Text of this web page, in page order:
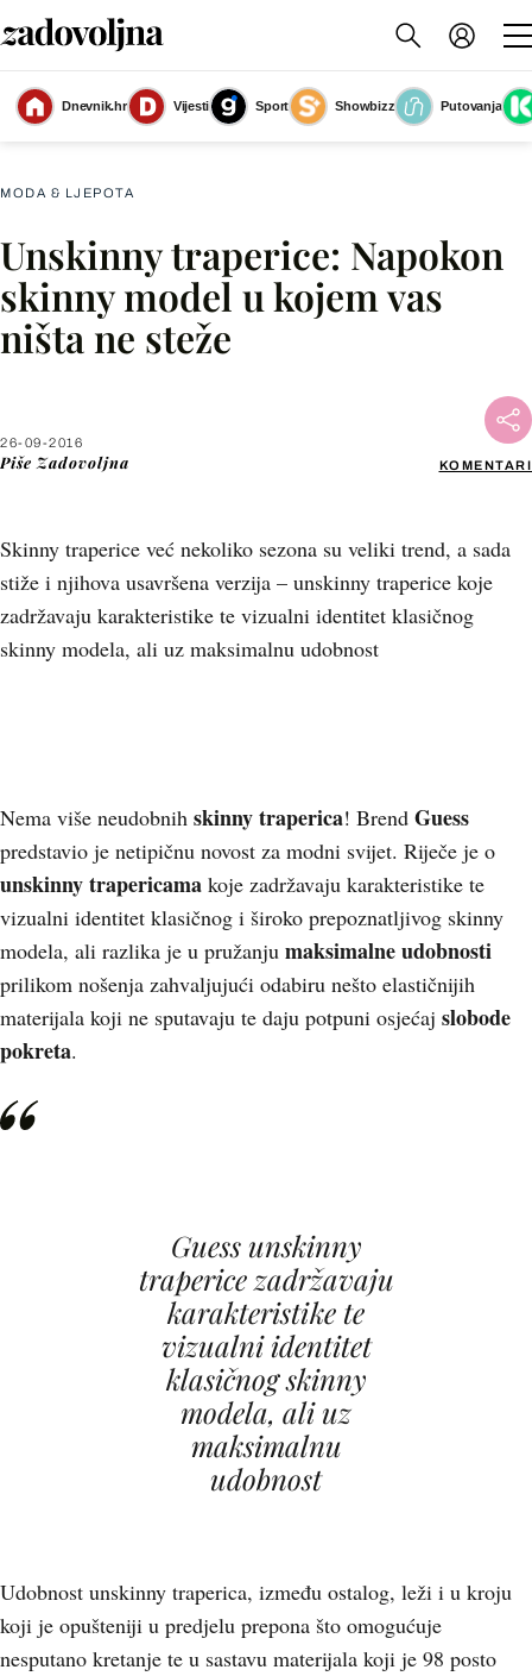
Dnevnik.hr Vijesti Sport Showbizz
Putovanja
Slika nije dostupna
MODA & LJEPOTA
Unskinny traperice: Napokon
skinny model u kojem vas
ništa ne steže
26-09-2016
Piše Zadovoljna KOMENTARI
Skinny traperice već nekoliko sezona su veliki trend, a sada
stiže i njihova usavršena verzija – unskinny traperice koje
zadržavaju karakteristike te vizualni identitet klasičnog
skinny modela, ali uz maksimalnu udobnost
Facebook
X
Nema više neudobnih skinny traperica! Brend Guess
predstavio je netipičnu novost za modni svijet. Riječe je o
unskinny trapericama koje zadržavaju karakteristike te
vizualni identitet klasičnog i široko prepoznatljivog skinny
modela, ali razlika je u pružanju maksimalne udobnosti
prilikom nošenja zahvaljujući odabiru nešto elastičnijih
materijala koji ne sputavaju te daju potpuni osjećaj slobode
pokreta.
Guess unskinny
traperice zadržavaju
karakteristike te
vizualni identitet
klasičnog skinny
modela, ali uz
maksimalnu
udobnost
Udobnost unskinny traperica, između ostalog, leži i u kroju
koji je opušteniji u predjelu prepona što omogućuje
nesputano kretanje te u sastavu materijala koji je 98 posto